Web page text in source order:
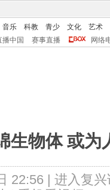
音乐 科教 青少 文化
艺术
播中国 赛事直播 网络
生物体 或为
22:56 | 进入复兴